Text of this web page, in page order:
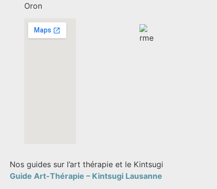
Oron
Nos guides sur l’art thérapie et le Kintsugi
Guide Art-Thérapie – Kintsugi Lausanne